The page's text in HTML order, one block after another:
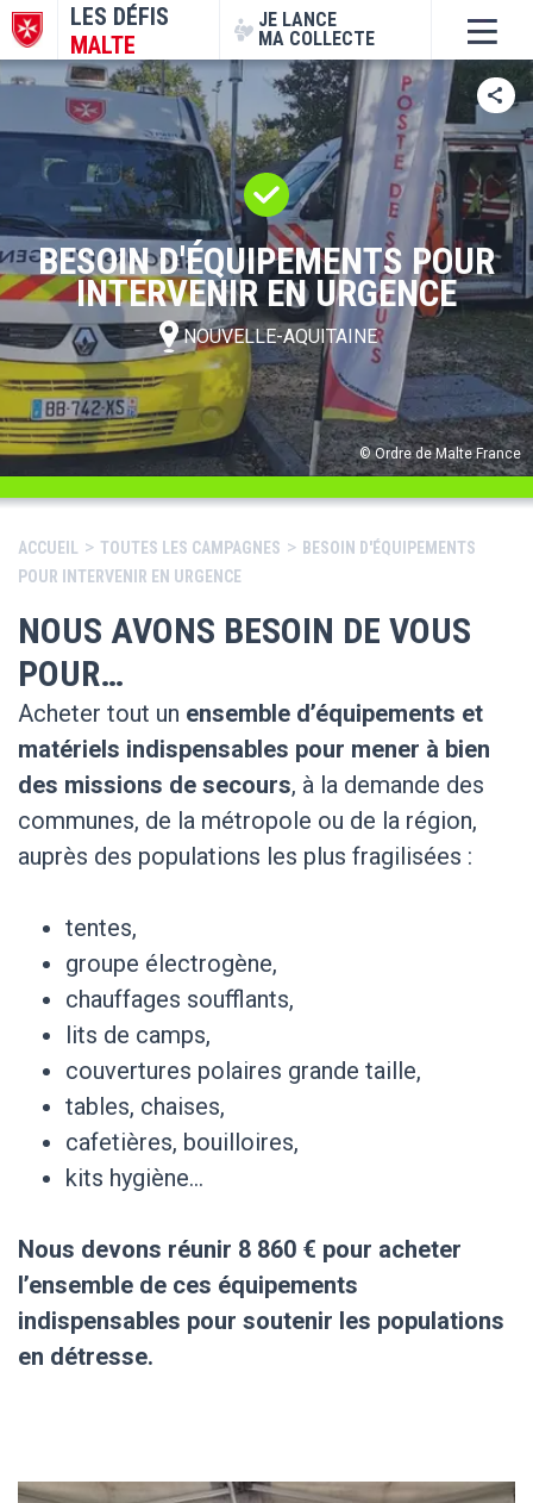
LES DÉFIS
MALTE
JE LANCE
MA COLLECTE
BESOIN D'ÉQUIPEMENTS POUR
INTERVENIR EN URGENCE
NOUVELLE-AQUITAINE
© Ordre de Malte France
ACCUEIL > TOUTES LES CAMPAGNES > BESOIN D'ÉQUIPEMENTS
POUR INTERVENIR EN URGENCE
NOUS AVONS BESOIN DE VOUS
POUR…
Acheter tout un ensemble d’équipements et
matériels indispensables pour mener à bien
des missions de secours, à la demande des
communes, de la métropole ou de la région,
auprès des populations les plus fragilisées :
tentes,
groupe électrogène,
chauffages soufflants,
lits de camps,
couvertures polaires grande taille,
tables, chaises,
cafetières, bouilloires,
kits hygiène…
Nous devons réunir 8 860 € pour acheter
l’ensemble de ces équipements
indispensables pour soutenir les populations
en détresse.